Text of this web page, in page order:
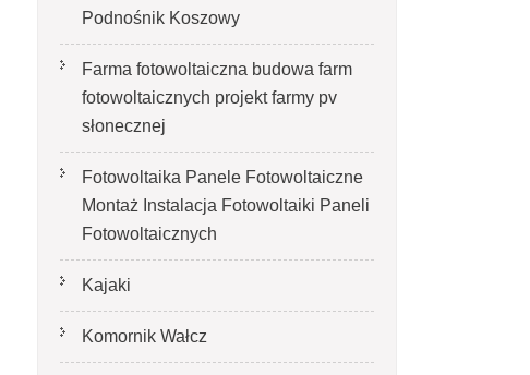
Podnośnik Koszowy
Farma fotowoltaiczna budowa farm
fotowoltaicznych projekt farmy pv
słonecznej
Fotowoltaika Panele Fotowoltaiczne
Montaż Instalacja Fotowoltaiki Paneli
Fotowoltaicznych
Kajaki
Komornik Wałcz